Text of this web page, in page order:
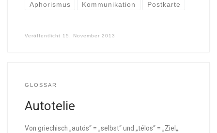
Aphorismus Kommunikation Postkarte
Veröffentlicht 15. November 2013
GLOSSAR
Autotelie
Von griechisch „autós“ = „selbst“ und „télos“ = „Ziel„.